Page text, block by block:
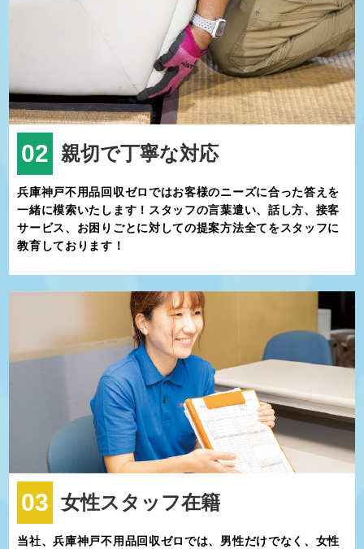
02 親切で丁寧な対応
兵庫神戸不用品回収ゼロではお客様のニーズに合った答えを
一緒に模索いたします！スタッフの言葉遣い、話し方、接客
サービス、お困りごとに対しての提案方法全てをスタッフに
教育しております！
03 女性スタッフ在籍
当社、兵庫神戸不用品回収ゼロでは、男性だけでなく、女性